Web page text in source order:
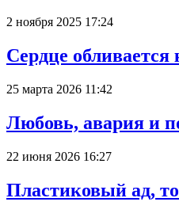
2 ноября 2025 17:24
Сердце
25 марта 2026 11:42
Любовь, авария и
22 июня 2026 16:27
Пластиковый ад,